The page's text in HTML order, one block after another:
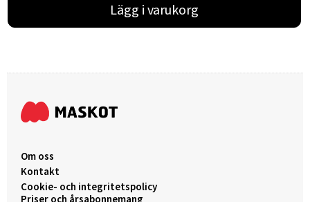
Lägg i varukorg
Om oss
Kontakt
Cookie- och integritetspolicy
Priser och årsabonnemang